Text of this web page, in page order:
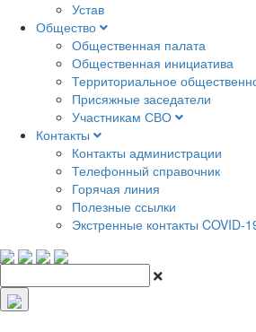
Устав
Общество
Общественная палата
Общественная инициатива
Территориальное
Присяжные заседатели
Участникам СВО
Контакты
Контакты администрации
Телефонный справочник
Горячая линия
Полезные ссылки
Экстренные контакты COVID-